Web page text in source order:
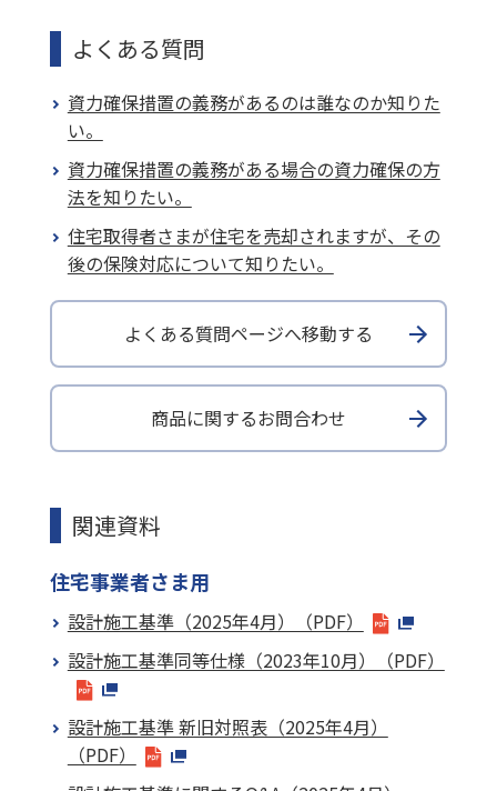
よくある質問
資力確保措置の義務があるのは誰なのか知りた
い。
資力確保措置の義務がある場合の資力確保の方
法を知りたい。
住宅取得者さまが住宅を売却されますが、その
後の保険対応について知りたい。
よくある質問ページへ移動する
商品に関するお問合わせ
関連資料
住宅事業者さま用
設計施工基準（2025年4月）（PDF）
設計施工基準同等仕様（2023年10月）（PDF）
設計施工基準 新旧対照表（2025年4月）
（PDF）